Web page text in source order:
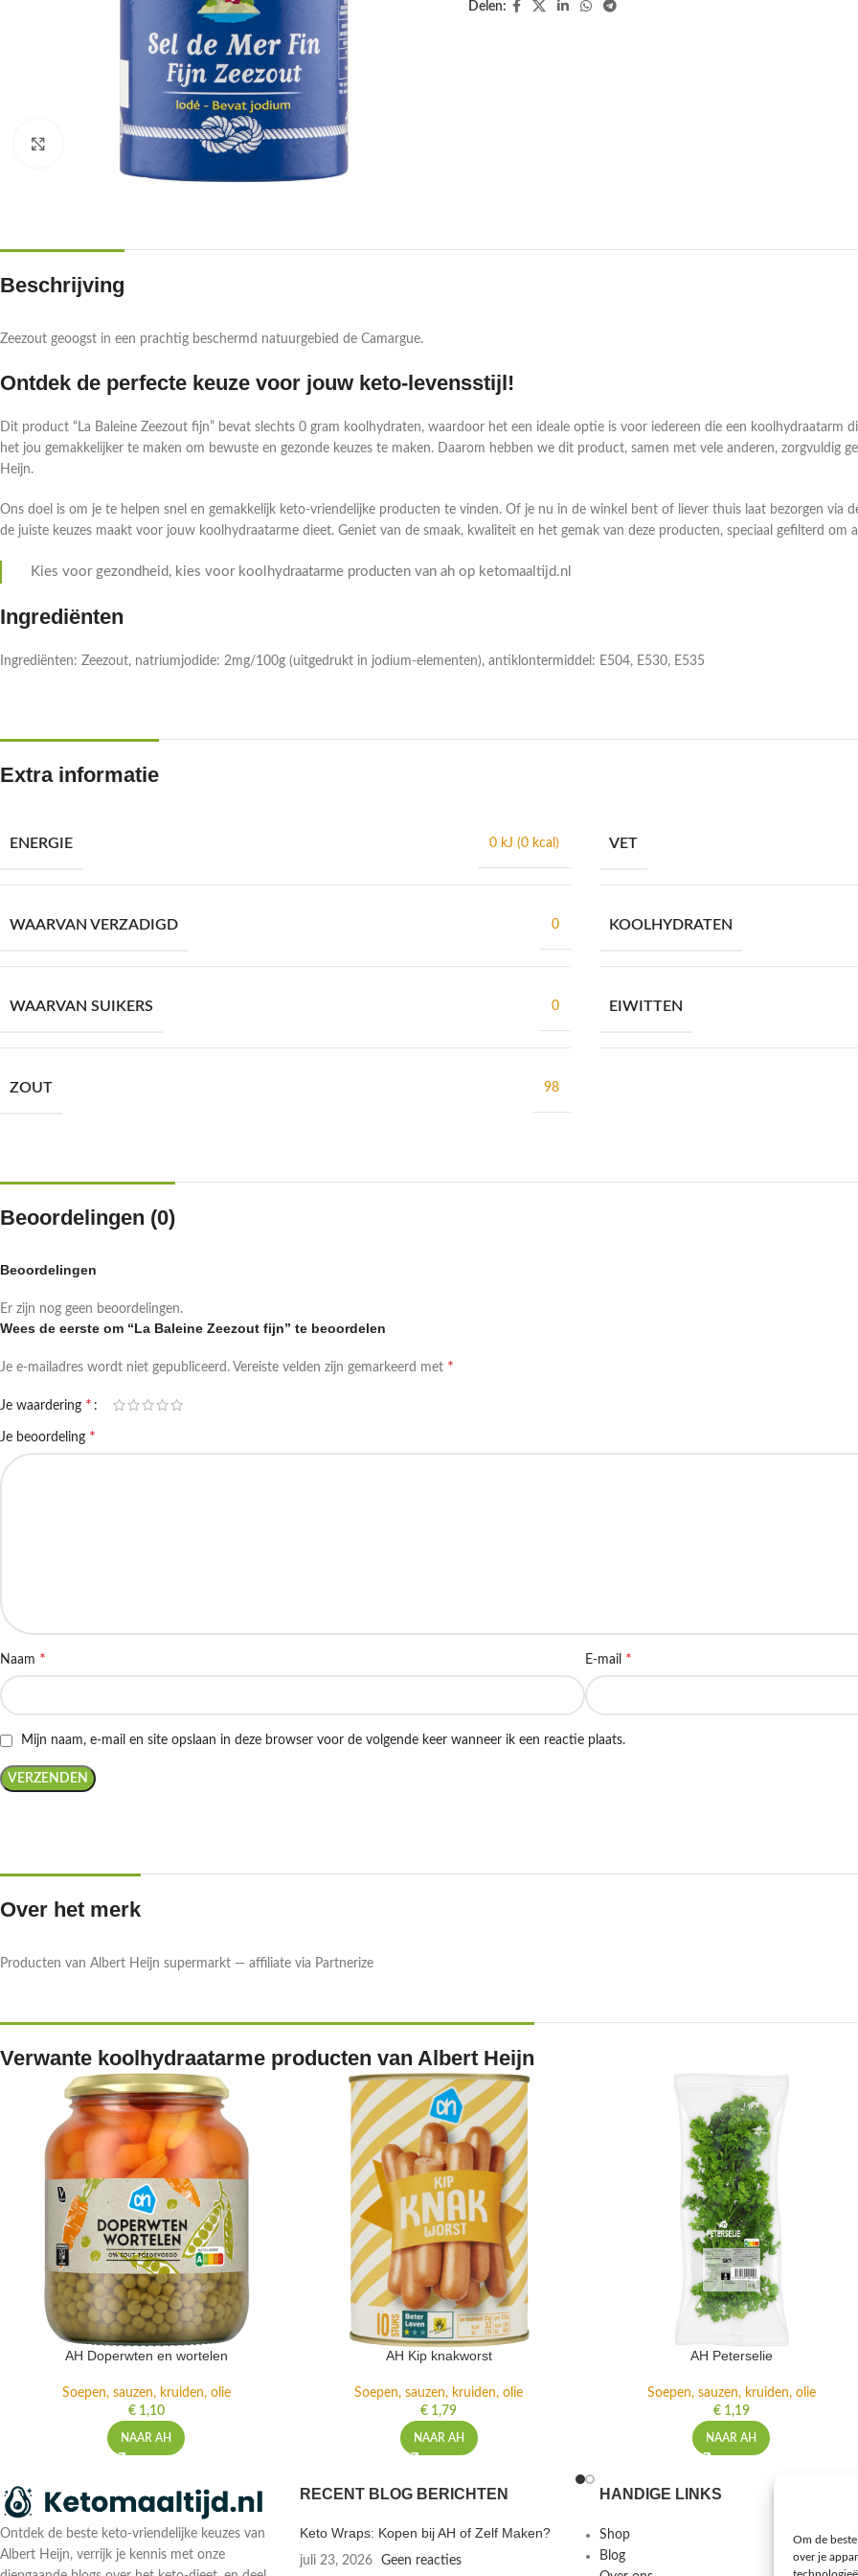
Om de
over je
Klik om te vergroten
Delen:
Beschrijving
Zeezout geoogst in een prachtig beschermd natuurgebied de Camargue.
Ontdek de perfecte keuze voor jouw keto-levensstijl!
Dit product “La Baleine Zeezout fijn” bevat slechts 0 gram koolhydraten, waardoor het een ideale optie is voor iedereen die een koolhydraatarm
het jou gemakkelijker te maken om bewuste en gezonde keuzes te maken. Daarom hebben we dit product, samen met vele anderen, zorgvuldig
Heijn.
Ons doel is om je te helpen snel en gemakkelijk keto-vriendelijke producten te vinden. Of je nu in de winkel bent of liever thuis laat bezorgen via
de juiste keuzes maakt voor jouw koolhydraatarme dieet. Geniet van de smaak, kwaliteit en het gemak van deze producten, speciaal gefilterd
Kies voor gezondheid, kies voor koolhydraatarme producten van ah op ketomaaltijd.nl
Ingrediënten
Ingrediënten: Zeezout, natriumjodide: 2mg/100g (uitgedrukt in jodium-elementen), antiklontermiddel: E504, E530, E535
Extra informatie
ENERGIE 0 kJ (0 kcal) VET
WAARVAN VERZADIGD 0 KOOLHYDRATEN
WAARVAN SUIKERS 0 EIWITTEN
ZOUT 98
Beoordelingen (0)
Beoordelingen
Er zijn nog geen beoordelingen.
Wees de eerste om “La Baleine Zeezout fijn” te beoordelen
Je e-mailadres wordt niet gepubliceerd. Vereiste velden zijn gemarkeerd met *
Je waardering *
Je beoordeling *
Naam * E-mail *
Mijn naam, e-mail en site opslaan in deze browser voor de volgende keer wanneer ik een reactie plaats.
Over het merk
Producten van Albert Heijn supermarkt — affiliate via Partnerize
Verwante koolhydraatarme producten van Albert Heijn
AH Doperwten en wortelen
Soepen, sauzen, kruiden, olie
€1,10
NAAR AH
AH Kip knakworst
Soepen, sauzen, kruiden, olie
€ 1,79
NAAR AH
AH Peterselie
Soepen, sauzen, kruiden, olie
€1,19
NAAR AH
Ontdek de beste keto-vriendelijke keuzes van
Albert Heijn, verrijk je kennis met onze
RECENT BLOG BERICHTEN
Keto Wraps: Kopen bij AH of Zelf Maken?
juli 23, 2026 Geen reacties
HANDIGE LINKS
Shop
Blog